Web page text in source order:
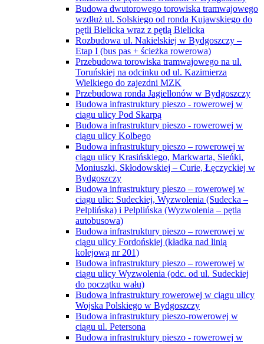
Budowa dwutorowego torowiska tramwajowego
wzdłuż ul. Solskiego od ronda Kujawskiego do
pętli Bielicka wraz z pętlą Bielicka
Rozbudowa ul. Nakielskiej w Bydgoszczy –
Etap I (bus pas + ścieżka rowerowa)
Przebudowa torowiska tramwajowego na ul.
Toruńskiej na odcinku od ul. Kazimierza
Wielkiego do zajezdni MZK
Przebudowa ronda Jagiellonów w Bydgoszczy
Budowa infrastruktury pieszo - rowerowej w
ciągu ulicy Pod Skarpą
Budowa infrastruktury pieszo - rowerowej w
ciągu ulicy Kolbego
Budowa infrastruktury pieszo – rowerowej w
ciągu ulicy Krasińskiego, Markwarta, Sieńki,
Moniuszki, Skłodowskiej – Curie, Łęczyckiej w
Bydgoszczy
Budowa infrastruktury pieszo – rowerowej w
ciągu ulic: Sudeckiej, Wyzwolenia (Sudecka –
Pelplińska) i Pelplińska (Wyzwolenia – pętla
autobusowa)
Budowa infrastruktury pieszo – rowerowej w
ciągu ulicy Fordońskiej (kładka nad linią
kolejową nr 201)
Budowa infrastruktury pieszo – rowerowej w
ciągu ulicy Wyzwolenia (odc. od ul. Sudeckiej
do początku wału)
Budowa infrastruktury rowerowej w ciągu ulicy
Wojska Polskiego w Bydgoszczy
Budowa infrastruktury pieszo-rowerowej w
ciągu ul. Petersona
Budowa infrastruktury pieszo - rowerowej w